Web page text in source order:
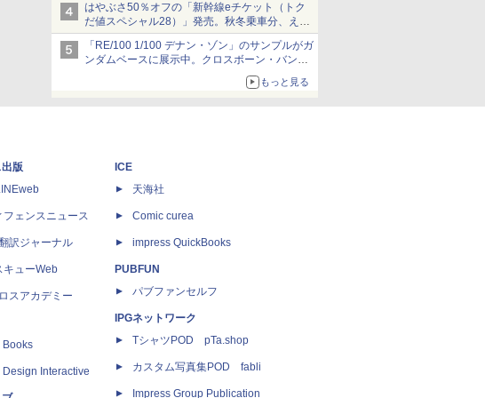
はやぶさ50％オフの「新幹線eチケット（トク
だ値スペシャル28）」発売。秋冬乗車分、えき
ねっと限定
「RE/100 1/100 デナン・ゾン」のサンプルがガ
ンダムベースに展示中。クロスボーン・バンガ
ードの制式量産機が間もなく発送【ガンダムベ
もっと見る
版
フェンスニュース
訳ジャーナル
キューWeb
スアカデミー
Books
Design Interactive
ICE
天海社
Comic curea
impress QuickBooks
PUBFUN
パブファンセルフ
IPGネットワーク
TシャツPOD pTa.shop
カスタム写真集POD fabli
Impress Group Publication